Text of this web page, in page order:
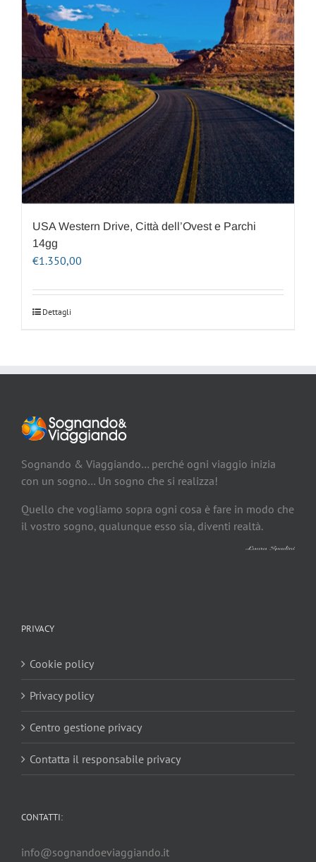
USA Western Drive, Città dell’Ovest e Parchi
14gg
€1.350,00
Dettagli
Sognando & Viaggiando… perché ogni viaggio inizia
con un sogno… Un sogno che si realizza!
Quello che vogliamo sopra ogni cosa è fare in modo che
il vostro sogno, qualunque esso sia, diventi realtà.
PRIVACY
Cookie policy
Privacy policy
Centro gestione privacy
Contatta il responsabile privacy
CONTATTI:
info@sognandoeviaggiando.it